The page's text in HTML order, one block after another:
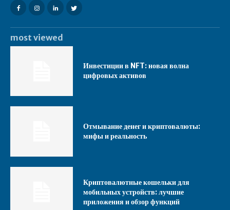
most viewed
Инвестиции в NFT: новая волна
цифровых активов
Отмывание денег и криптовалюты:
мифы и реальность
Криптовалютные кошельки для
мобильных устройств: лучшие
приложения и обзор функций